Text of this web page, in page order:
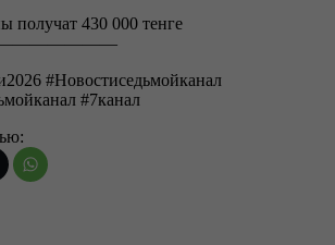
получат 430 000 тенге
#Новостиседьмойканал
#7канал